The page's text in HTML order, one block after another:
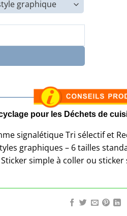
- Déchets de cuisine
pour les Déchets de
signalétique Tri sélectif et
graphiques – 6 tailles
simple à coller ou